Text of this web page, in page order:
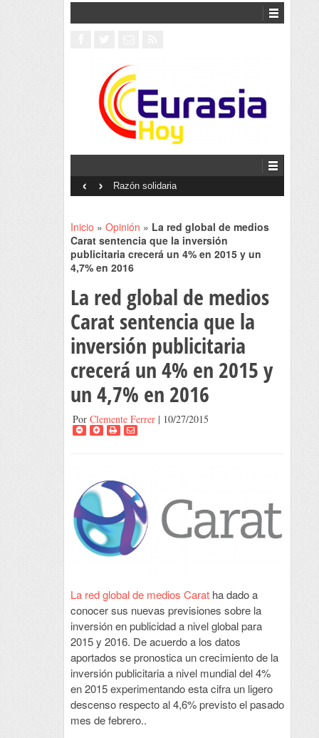
Interventionism estatal
‹ ›
Inicio » Opinión » La red global de medios
Carat sentencia que la inversión
publicitaria crecerá un 4% en 2015 y un
4,7% en 2016
La red global de medios
Carat sentencia que la
inversión publicitaria
crecerá un 4% en 2015 y
un 4,7% en 2016
Por Clemente Ferrer| 10/27/2015
La red global de medios Caratha dado a
conocer sus nuevas previsiones sobre la
inversión en publicidad a nivel global para
2015 y 2016. De acuerdo a los datos
aportados se pronostica un crecimiento de la
inversión publicitaria a nivel mundial del 4%
en 2015 experimentando esta cifra un ligero
descenso respecto al 4,6% previsto el pasado
mes de febrero..